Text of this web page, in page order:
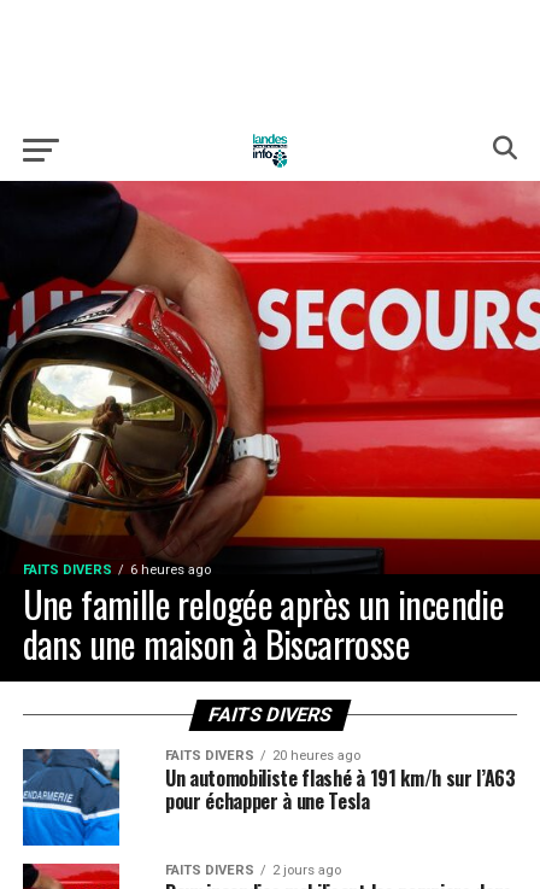
FAITS DIVERS 6 heures ago
Une famille relogée après un incendie
dans une maison à Biscarrosse
FAITS DIVERS
FAITS DIVERS 20 heures ago
Un automobiliste flashé à 191 km/h sur l’A63
pour échapper à une Tesla
FAITS DIVERS 2 jours ago